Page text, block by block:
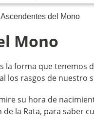
| Ascendentes del Mono
Mono
la forma que tenemos
los rasgos de nuestro
su hora de
la Rata, para saber